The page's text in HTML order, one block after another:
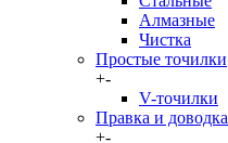
Алмазные
Чистка
Простые точилки
+-
V-точилки
Правка и доводка
+-